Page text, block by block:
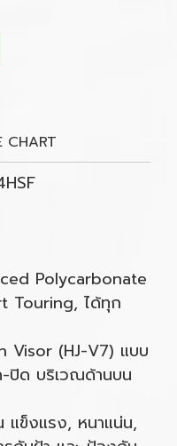
CHART
Polycarbonate
Touring, ได้ทุก
Visor (HJ-V7) แบบ
ปิด บริเวณด้านบน
แข็งแรง, หนาแน่น,